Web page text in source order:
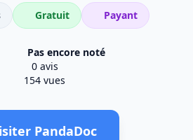
Gratuit Payant
Pas encore noté
0 avis
154 vues
PandaDoc